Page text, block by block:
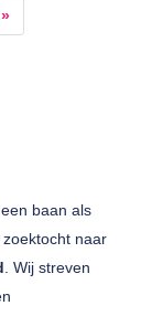
baan als
naar
. Wij streven